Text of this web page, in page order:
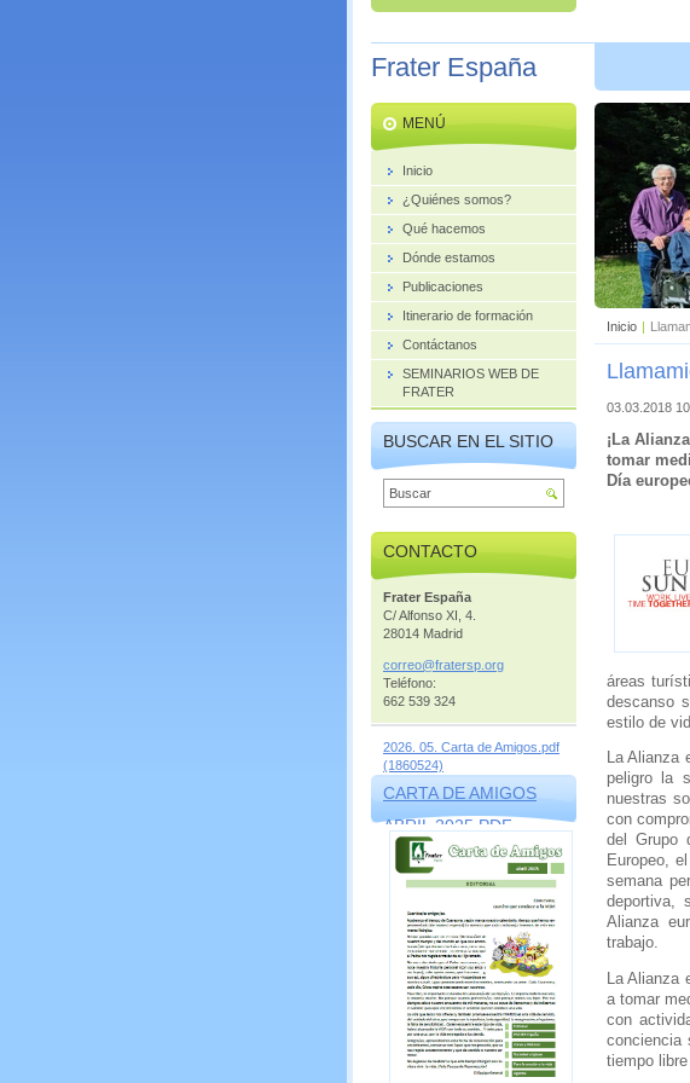
Frater España
Inicio |
03.03.2018
¡La
tomar
Día
áreas
descanso
estilo de
La Alianza
peligro la
nuestras
con
del Grupo
Europeo,
semana
deportiva,
Alianza
trabajo.
La Alianza
a tomar
con
conciencia
tiempo
MENÚ
Inicio
¿Quiénes somos?
Qué hacemos
Dónde estamos
Publicaciones
Itinerario de formación
Contáctanos
SEMINARIOS WEB DE
FRATER
BUSCAR EN EL SITIO
CONTACTO
Frater España
C/ Alfonso XI, 4.
28014 Madrid
correo@fratersp. org
Teléfono:
662 539 324
2026. 05. Carta de Amigos.pdf
(1860524)
CARTA DE AMIGOS
ABRIL 2025.PDF
(1569856)